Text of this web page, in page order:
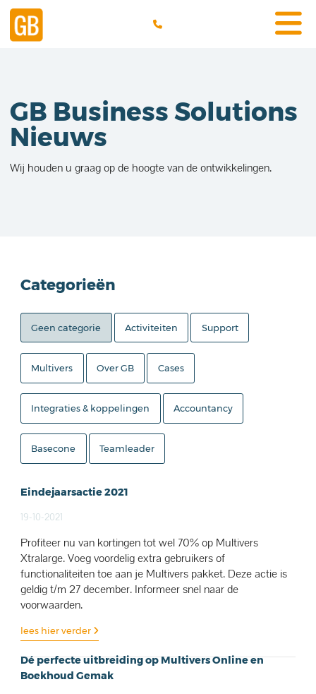
GB Business Solutions
Nieuws
Wij houden u graag op de hoogte van de ontwikkelingen.
Categorieën
Geen categorie Activiteiten Support
Multivers Over GB Cases
Integraties & koppelingen Accountancy
Basecone Teamleader
Eindejaarsactie 2021
19-10-2021
Profiteer nu van kortingen tot wel 70% op Multivers
Xtralarge. Voeg voordelig extra gebruikers of
functionaliteiten toe aan je Multivers pakket. Deze actie is
geldig t/m 27 december. Informeer snel naar de
voorwaarden.
lees hier verder
Dé perfecte uitbreiding op Multivers Online en
Boekhoud Gemak